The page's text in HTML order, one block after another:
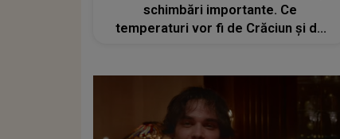
schimbări importante. Ce
temperaturi vor fi de Crăciun și de